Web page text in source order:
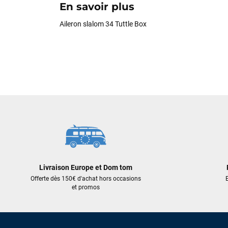
En savoir plus
Aileron slalom 34 Tuttle Box
Livraison Europe et Dom tom
Offerte dès 150€ d'achat hors occasions
et promos